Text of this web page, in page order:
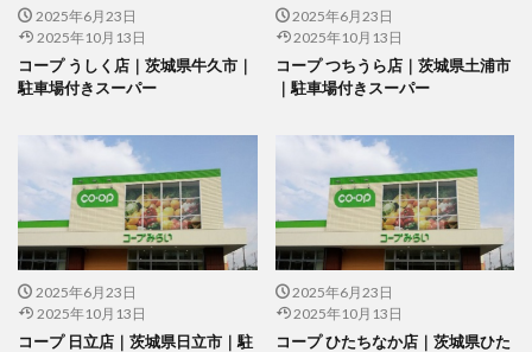
2025年6月23日
2025年10月13日
コープ うしく店｜茨城県牛久市｜
駐車場付きスーパー
2025年6月23日
2025年10月13日
コープ つちうら店｜茨城県土浦市
｜駐車場付きスーパー
2025年6月23日
2025年10月13日
コープ 日立店｜茨城県日立市｜駐
2025年6月23日
2025年10月13日
コープ ひたちなか店｜茨城県ひた